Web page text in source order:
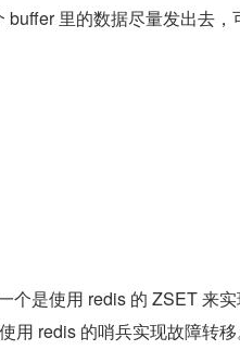
里的数据尽量发出去，
是使用 redis 的 ZSET 来实
用 redis 的哨兵实现故障转